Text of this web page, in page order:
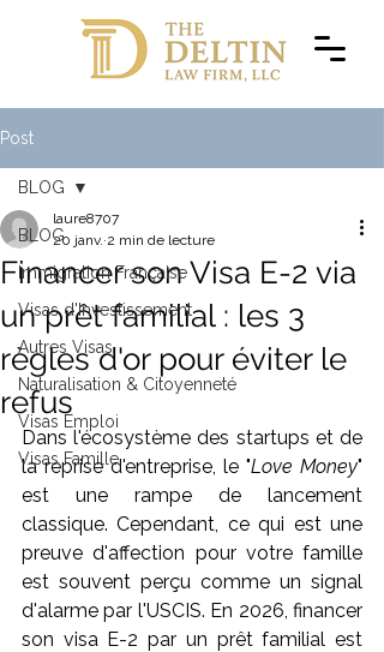
Post
BLOG
Immigration Française
Visas d'Investissement
Autres Visas
Naturalisation & Citoyenneté
Visas Emploi
Visas Famille
BLOG
Financer son Visa E-2 via
un prêt familial : les 3
règles d'or pour éviter le
refus
laure8707
20 janv. 2 min de lecture
Dans l'écosystème des startups et de
la reprise d'entreprise, le "Love Money"
est une rampe de lancement
classique. Cependant, ce qui est une
preuve d'affection pour votre famille
est souvent perçu comme un signal
d'alarme par l'USCIS. En 2026, financer
son visa E-2 par un prêt familial est